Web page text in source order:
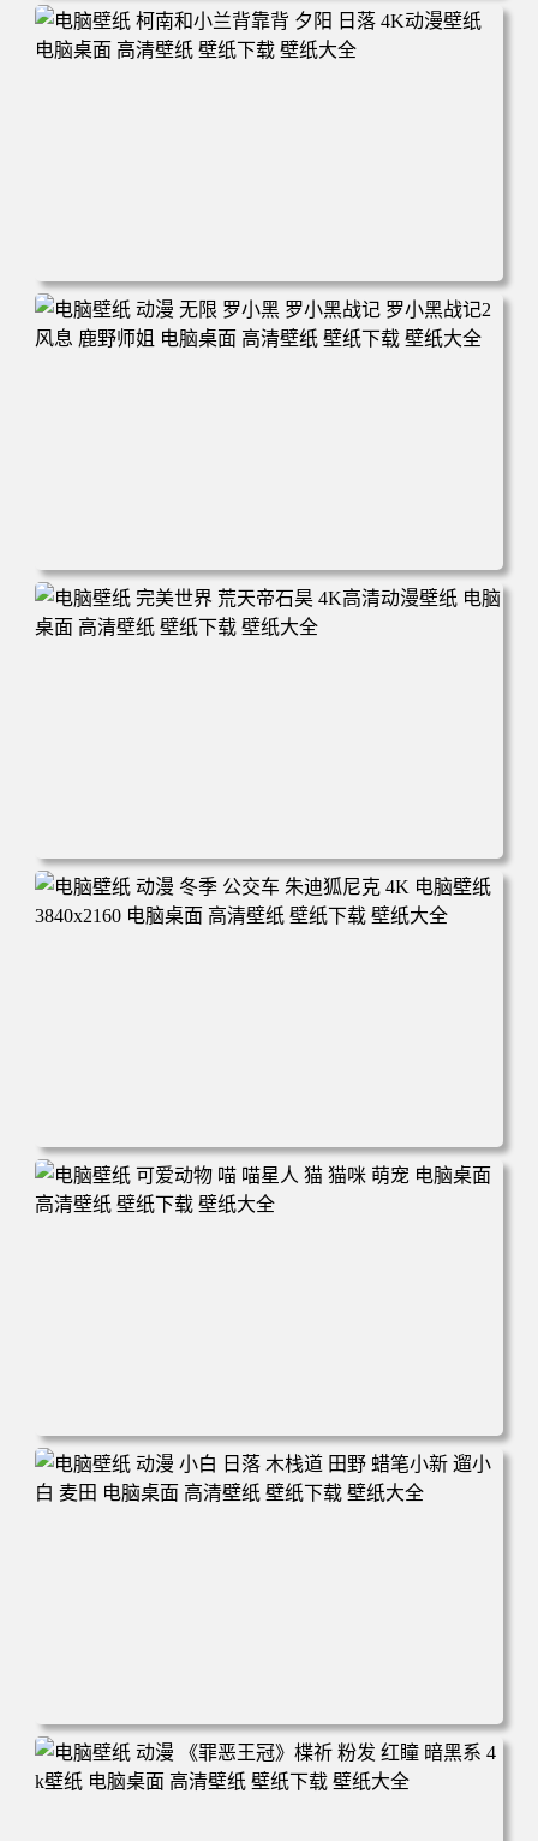
电脑壁纸 动漫 兔子朱迪 狐狸尼克 疯狂动物城 秋叶 秋天森
林 蓝天 4k壁纸 电脑桌面 高清壁纸 壁纸下载 壁纸大全
电脑壁纸 柯南和小兰背靠背 夕阳 日落 4K动漫壁纸 电脑桌
面 高清壁纸 壁纸下载 壁纸大全
电脑壁纸 动漫 无限 罗小黑 罗小黑战记 罗小黑战记2 风息
鹿野师姐 电脑桌面 高清壁纸 壁纸下载 壁纸大全
电脑壁纸 完美世界 荒天帝石昊 4K高清动漫壁纸 电脑桌面
高清壁纸 壁纸下载 壁纸大全
电脑壁纸 动漫 冬季 公交车 朱迪狐尼克 4K 电脑壁纸 3840x2
160 电脑桌面 高清壁纸 壁纸下载 壁纸大全
电脑壁纸 可爱动物 喵 喵星人 猫 猫咪 萌宠 电脑桌面 高清壁
纸 壁纸下载 壁纸大全
电脑壁纸 动漫 小白 日落 木栈道 田野 蜡笔小新 遛小白 麦田
电脑桌面 高清壁纸 壁纸下载 壁纸大全